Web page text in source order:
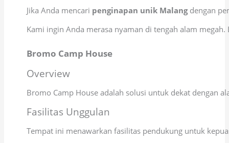
Jika Anda mencari penginapan unik Malangdengan
Kami ingin Anda merasa nyaman di tengah alam
Bromo Camp House
Overview
Bromo Camp House adalah solusi untuk dekat dengan
Fasilitas Unggulan
Tempat ini menawarkan fasilitas pendukung untuk